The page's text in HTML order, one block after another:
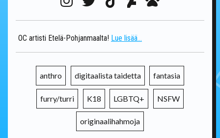
OC artisti Etelä-Pohjanmaalta! Lue lisää...
anthro digitaalista taidetta fantasia
furry/turri K18 LGBTQ+ NSFW
originaalihahmoja